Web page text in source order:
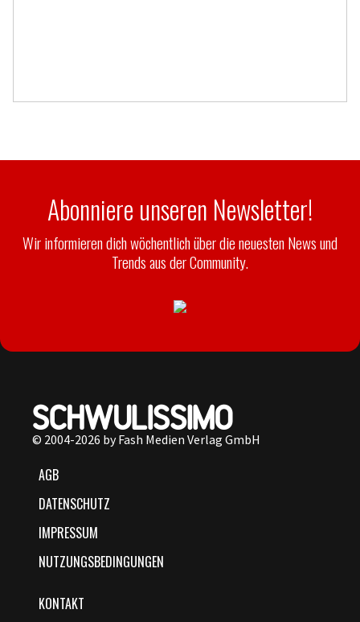
Abonniere unseren Newsletter!
Wir informieren dich wöchentlich über die neuesten News und
Trends aus der Community.
© 2004-2026 by Fash Medien Verlag GmbH
AGB
DATENSCHUTZ
IMPRESSUM
NUTZUNGSBEDINGUNGEN
KONTAKT